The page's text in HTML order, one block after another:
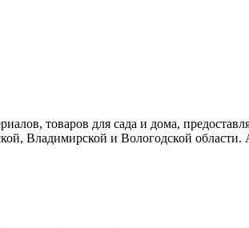
товаров для сада и дома,
Владимирской и Вологодской